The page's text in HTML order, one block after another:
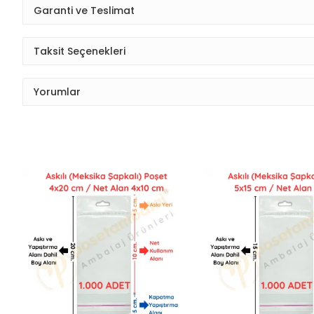
Garanti ve Teslimat
Taksit Seçenekleri
Yorumlar